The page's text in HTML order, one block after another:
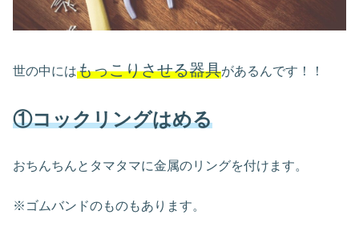
世の中にはもっこりさせる器具があるんです！！
①コックリングはめる
おちんちんとタマタマに金属のリングを付けます。
※ゴムバンドのものもあります。